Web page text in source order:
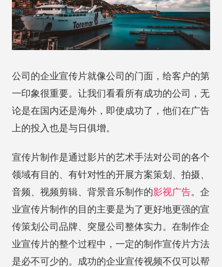
公司的企业宣传片就像公司的门面，给客户的第
一印象很重要。让我们看看所有成功的公司，无
论是在国内还是海外，即使成功了，他们在广告
上的投入也是与日俱增。
宣传片制作是通过影片的艺术手法对公司的各个
领域有目的、有针对性的开展方案策划、拍摄、
音频、视频剪辑、背景音乐制作的影视广告。企
业宣传片制作的目的主要是为了更好地更强的宣
传策划公司品牌、突显公司整体实力。在制作企
业宣传片的整个过程中，一定的制作宣传片方法
是必不可少的。成功的企业宣传视频不仅可以帮